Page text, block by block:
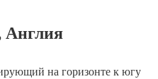
Англия
на горизонте к югу